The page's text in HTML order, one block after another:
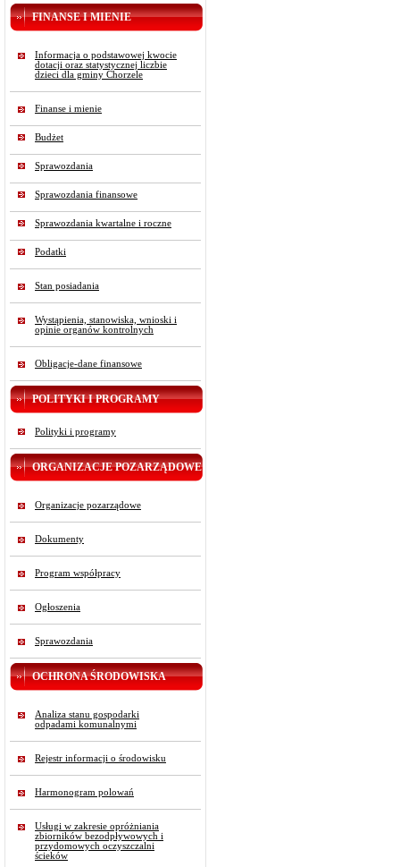
FINANSE I MIENIE
Informacja o podstawowej kwocie
dotacji oraz statystycznej liczbie
dzieci dla gminy Chorzele
Finanse i mienie
Budżet
Sprawozdania
Sprawozdania finansowe
Sprawozdania kwartalne i roczne
Podatki
Stan posiadania
Wystąpienia, stanowiska, wnioski i
opinie organów kontrolnych
Obligacje-dane finansowe
POLITYKI I PROGRAMY
Polityki i programy
ORGANIZACJE POZARZĄDOWE
Organizacje pozarządowe
Dokumenty
Program współpracy
Ogłoszenia
Sprawozdania
OCHRONA ŚRODOWISKA
Analiza stanu gospodarki
odpadami komunalnymi
Rejestr informacji o środowisku
Harmonogram polowań
Usługi w zakresie opróżniania
zbiorników bezodpływowych i
przydomowych oczyszczalni
ścieków